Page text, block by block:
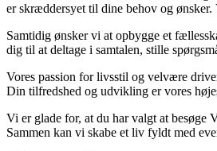
er skræddersyet til dine behov og
Samtidig ønsker vi at opbygge et
dig til at deltage i samtalen, stille
Vores passion for livsstil og velvære
Din tilfredshed og udvikling er vores
Vi er glade for, at du har valgt at
Sammen kan vi skabe et liv fyldt med